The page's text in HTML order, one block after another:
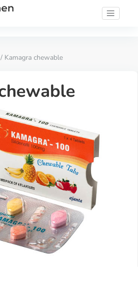
/ Kamagra chewable